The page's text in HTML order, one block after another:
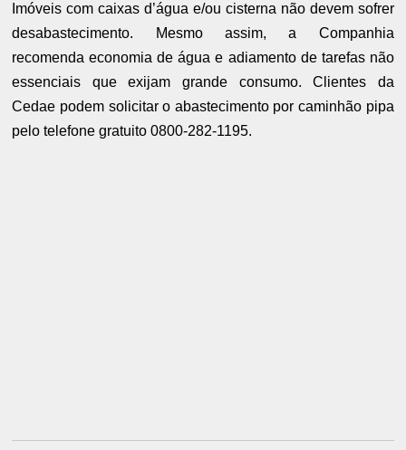
Imóveis com caixas d’água e/ou cisterna não devem sofrer
desabastecimento. Mesmo assim, a Companhia
recomenda economia de água e adiamento de tarefas não
essenciais que exijam grande consumo. Clientes da
Cedae podem solicitar o abastecimento por caminhão pipa
pelo telefone gratuito 0800-282-1195.